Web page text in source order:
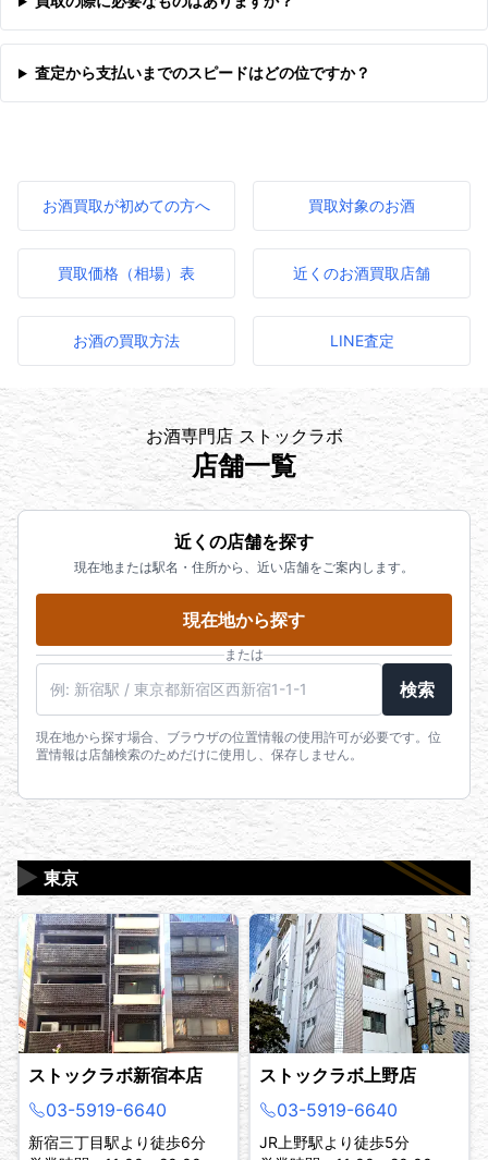
査定から支払いまでのスピードはどの位ですか？
お酒買取が初めての方へ 買取対象のお酒
買取価格（相場）表 近くのお酒買取店舗
お酒の買取方法 LINE査定
お酒専門店 ストックラボ
店舗一覧
近くの店舗を探す
現在地または駅名・住所から、近い店舗をご案内します。
現在地から探す
または
検索
現在地から探す場合、ブラウザの位置情報の使用許可が必要です。位
置情報は店舗検索のためだけに使用し、保存しません。
東京
▶
ストックラボ新宿本店
03-5919-6640
新宿三丁目駅より徒歩6分
ストックラボ上野店
03-5919-6640
JR上野駅より徒歩5分